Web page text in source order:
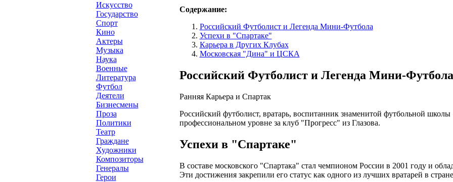
Искусство
Государство
Спорт
Кино
Актеры
Музыка
Наука
Военные
Литература
Футбол
Деятели
Бизнесмены
Проза
Политики
Театр
Граждане
Художники
Композиторы
Генералы
Герои
Содержание:
Российский Футболист и Легенда Мини-Футбола
Успехи в "Спартаке"
Карьера в Других Клубах
Московская "Дина" и ЦСКА
Российский Футболист и Легенда Мини-Футбола
Ранняя Карьера и Спартак
Российский футболист, вратарь, воспитанник знаменитой футбольной
профессиональном уровне за клуб "Прогресс" из Глазова.
Успехи в "Спартаке"
В составе московского "Спартака" стал чемпионом России в 2001 году и
Эти достижения закрепили его статус как одного из лучших вратарей в